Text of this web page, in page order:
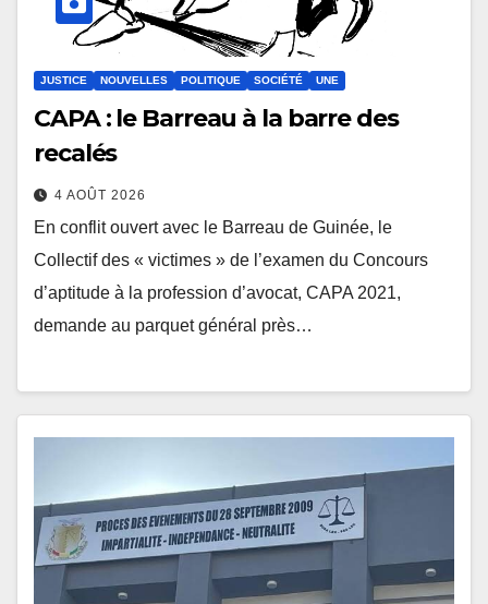
JUSTICE NOUVELLES POLITIQUE SOCIÉTÉ UNE
CAPA : le Barreau à la barre des
recalés
4 AOÛT 2026
En conflit ouvert avec le Barreau de Guinée, le
Collectif des « victimes » de l’examen du Concours
d’aptitude à la profession d’avocat, CAPA 2021,
demande au parquet général près…